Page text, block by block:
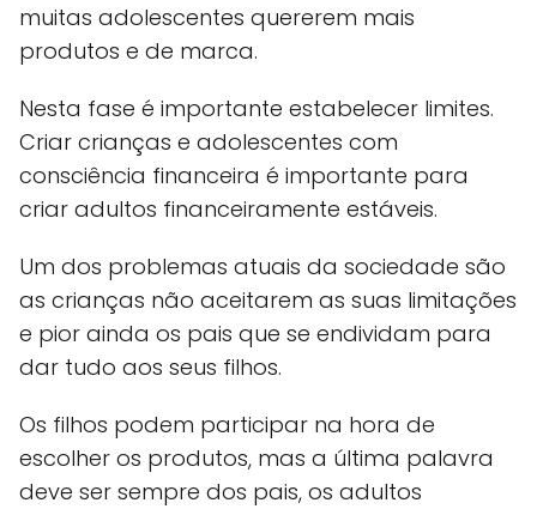
muitas adolescentes quererem mais
produtos e de marca.
Nesta fase é importante estabelecer limites.
Criar crianças e adolescentes com
consciência financeira é importante para
criar adultos financeiramente estáveis.
Um dos problemas atuais da sociedade são
as crianças não aceitarem as suas limitações
e pior ainda os pais que se endividam para
dar tudo aos seus filhos.
Os filhos podem participar na hora de
escolher os produtos, mas a última palavra
deve ser sempre dos pais, os adultos